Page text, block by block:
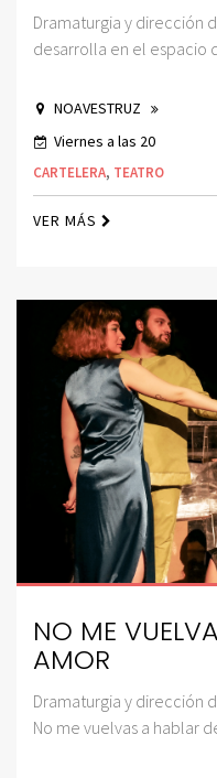
Dramaturgia y dirección
desarrolla en el espacio
NOAVESTRUZ
Viernes a las 20
CARTELERA, TEATRO
VER MÁS
NO ME
AMOR
Dramaturgia y dirección
No me vuelvas a hablar